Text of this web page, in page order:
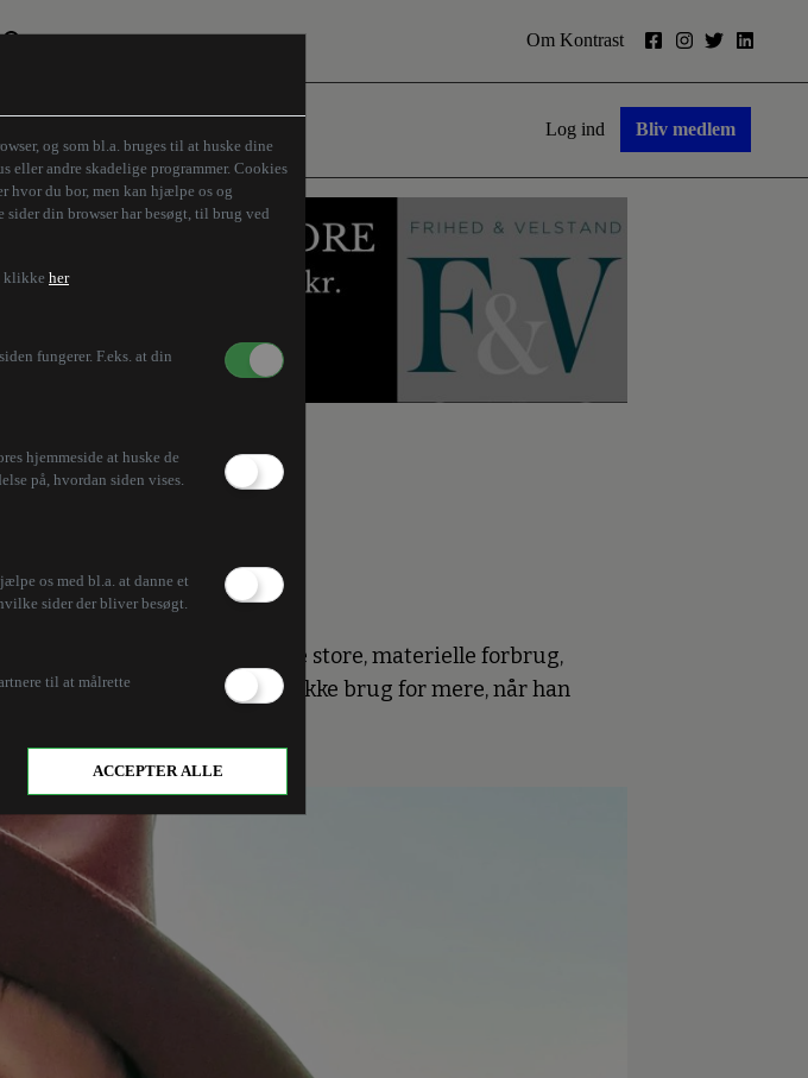
og som bl.a. bruges til at huske dine
eller andre skadelige programmer. Cookies
hvor du bor, men kan hjælpe os og
din browser har besøgt, til brug ved
klikke her
fungerer. F.eks. at din
hjemmeside at huske de
på, hvordan siden vises.
os med bl.a. at danne et
sider der bliver besøgt.
til at målrette
ACCEPTER ALLE
Om Kontrast
Log ind Bliv medlem
som står over mit tidligere store, materielle forbrug,
dage om året. Han har ikke brug for mere, når han
vender sig i sengen.